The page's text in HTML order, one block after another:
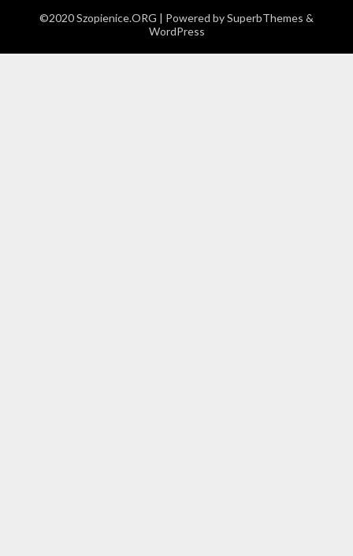
©2020 Szopienice.ORG | Powered bySuperbThemes &
WordPress